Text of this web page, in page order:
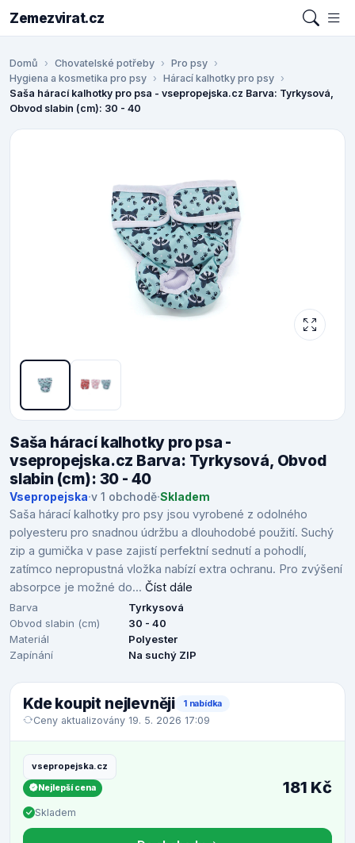
Zemezvirat.cz
Domů Chovatelské potřeby
Pro psy
Hygiena a kosmetika pro psy
Hárací kalhotky pro psy
Saša hárací kalhotky pro psa - vsepropejska.cz Barva: Tyrkysová,
Obvod slabin (cm): 30 - 40
Saša hárací kalhotky pro psa -
vsepropejska.cz Barva: Tyrkysová, Obvod
slabin (cm): 30 - 40
Vsepropejska·v 1 obchodě·Skladem
Saša hárací kalhotky pro psy jsou vyrobené z odolného
polyesteru pro snadnou údržbu a dlouhodobé použití. Suchý
zip a gumička v pase zajistí perfektní sednutí a pohodlí,
zatímco nepropustná vložka nabízí extra ochranu. Pro zvýšení
absorpce je možné do... Číst dále
Barva
Tyrkysová
Obvod slabin (cm)
30 - 40
Materiál
Polyester
Zapínání
Na suchý ZIP
Kde koupit nejlevněji 1 nabídka
Ceny aktualizovány 19. 5. 2026 17:09
vsepropejska.cz
Nejlepší cena
Skladem
181 Kč